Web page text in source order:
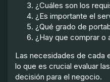
¿Cuáles son los
¿Es importante el
¿Qué grado de
¿Hay que comprar o
Las necesidades de cada
lo que es crucial evaluar
decisión para el negocio.